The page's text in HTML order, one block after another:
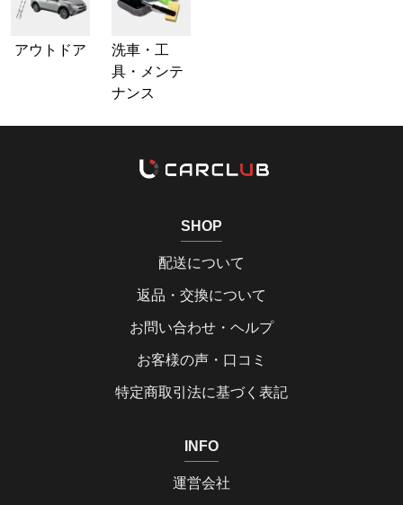
アウトドア
洗車・工
具・メンテ
ナンス
SHOP
配送について
返品・交換について
お問い合わせ・ヘルプ
お客様の声・口コミ
特定商取引法に基づく表記
INFO
運営会社